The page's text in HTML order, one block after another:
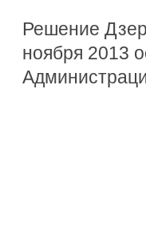
Решение
ноября 2013